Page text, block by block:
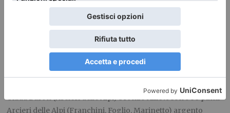
Marco Bruno (Arcieri Volpiano) oro Senior con 589 punti
Giuseppe Seimandi (Fiamme Azzurre/Arcieri delle Alpi)
bronzo Senior con 587 punti
Irene Franchini (Fiamme Azzurre/Arcieri delle Alpi) bronzo
Alex Boggiatto (Ar.Co. Arcieri Collegno) oro Junior con 575
Giada Baron (Arcieri delle Alpi) bronzo Allievi con 560 punti
Arcieri delle Alpi (Franchini, Foglio, Marinetto) argento